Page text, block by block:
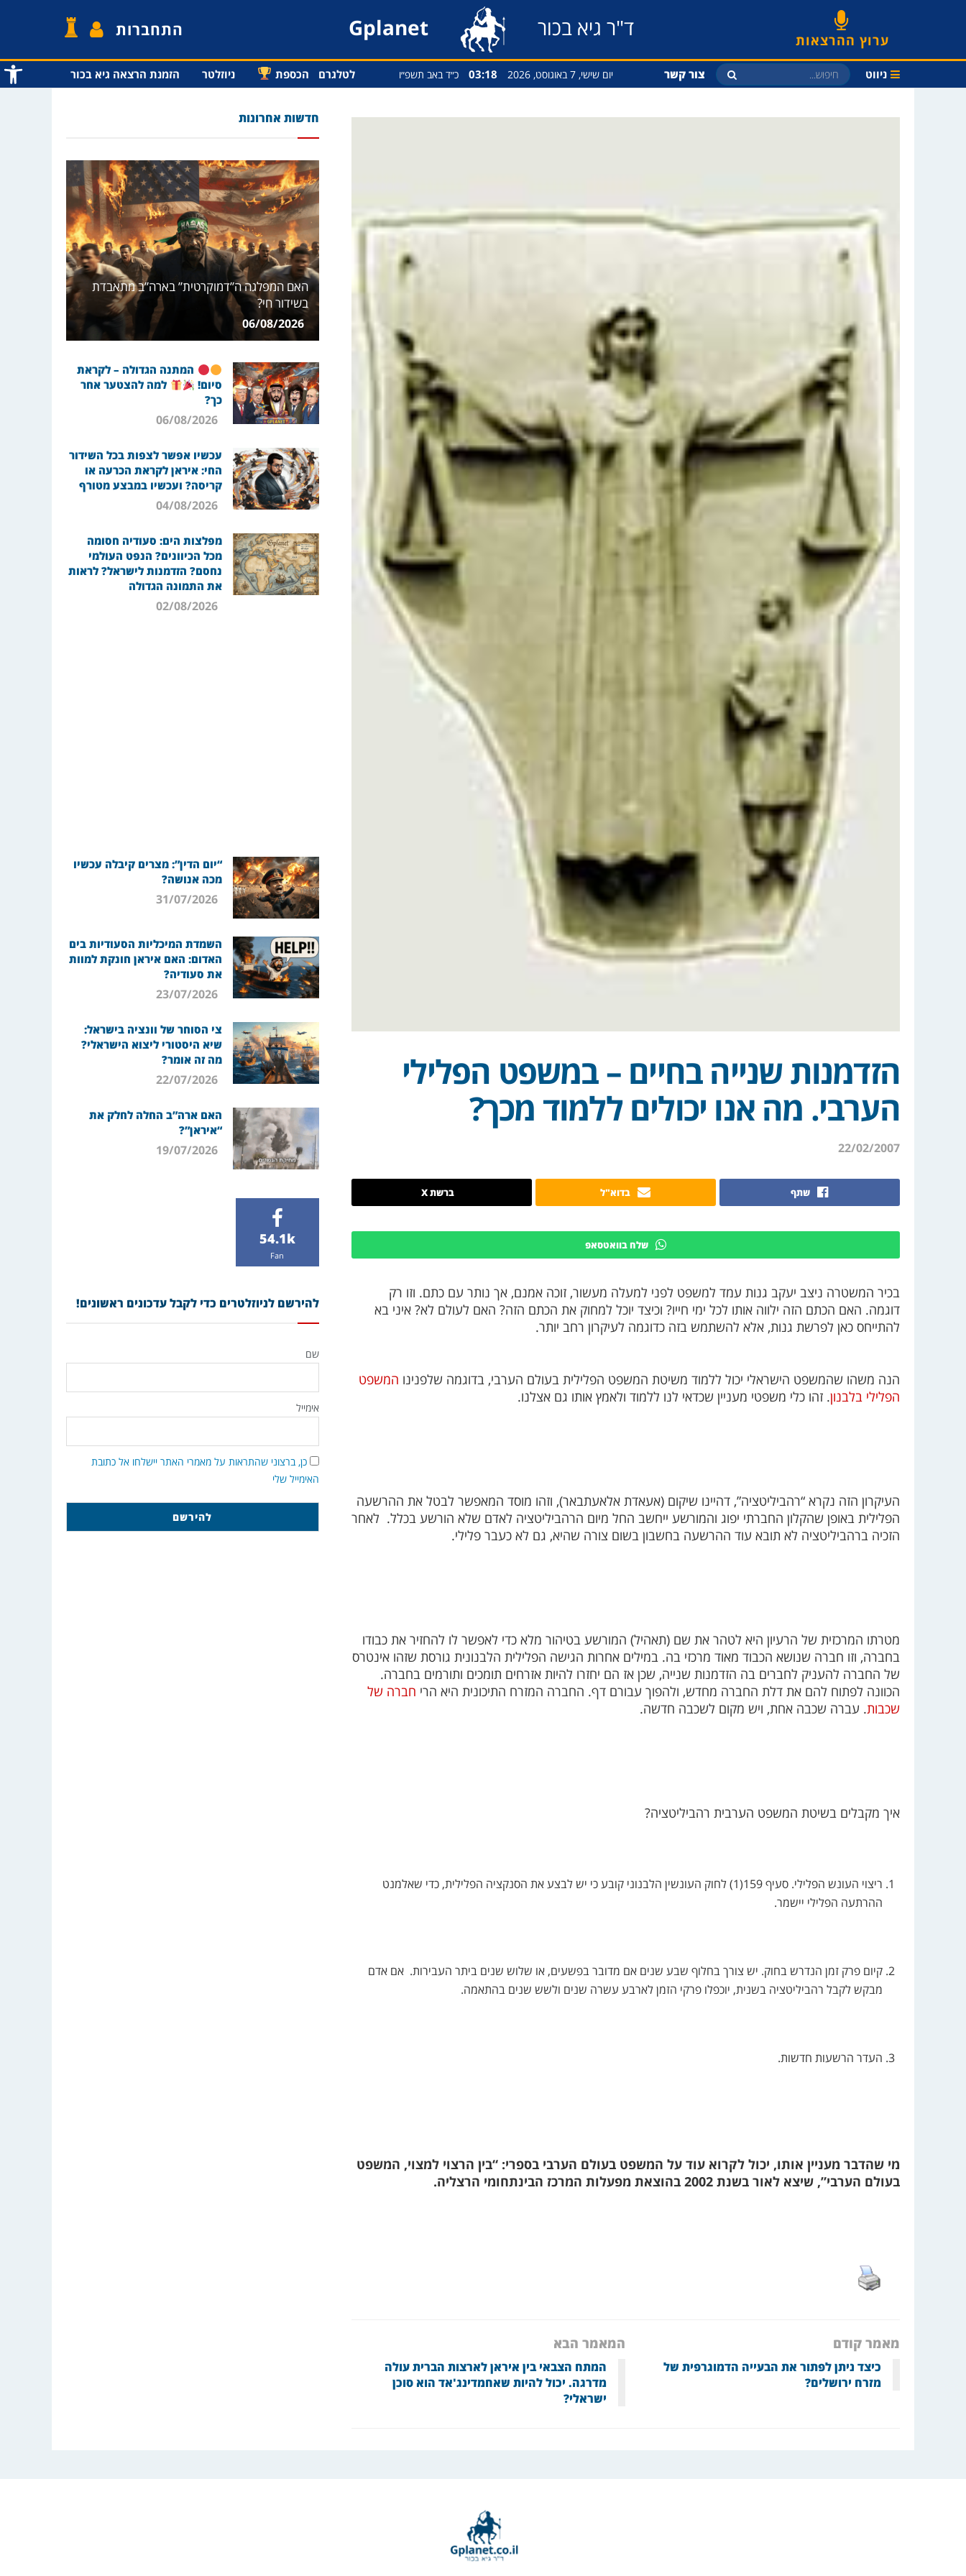
פתח
ערוץ ההרצאות ד"ר גיא בכור Gplanet התחברות
ניווט צור קשר יום שישי, 7 באוגוסט, 2026 03:18 כ״ד באב תשפ״ו לטלגרם הכספת ניוזלטר הזמנת הרצאה גיא בכור
הזדמנות שנייה בחיים – במשפט הפלילי
הערבי. מה אנו יכולים ללמוד מכך?
22/02/2007
שתף בדוא"ל ברשת X
שלח בוואטסאפ
בכיר המשטרה ניצב יעקב גנות עמד למשפט לפני למעלה מעשור, זוכה אמנם, אך נותר עם כתם. וזו רק
דוגמה. האם הכתם הזה ילווה אותו לכל ימי חייו? וכיצד יוכל למחוק את הכתם הזה? האם לעולם לא? איני בא
להתייחס כאן לפרשת גנות, אלא להשתמש בזה כדוגמה לעיקרון רחב יותר.
הנה משהו שהמשפט הישראלי יכול ללמוד משיטת המשפט הפלילית בעולם הערבי, בדוגמה שלפנינו המשפט
הפלילי בלבנון. זהו כלי משפטי מעניין שכדאי לנו ללמוד ולאמץ אותו גם אצלנו.
העיקרון הזה נקרא “רהביליטציה”, דהיינו שיקום (אעאדת אלאעתבאר), וזהו מוסד המאפשר לבטל את ההרשעה
הפלילית באופן שהקלון החברתי יפוג והמורשע ייחשב החל מיום הרהביליטציה לאדם שלא הורשע בכלל. לאחר
הזכיה ברהביליטציה לא תובא עוד ההרשעה בחשבון בשום צורה שהיא, גם לא כעבר פלילי.
מטרתו המרכזית של הרעיון היא לטהר את שם (תאהיל) המורשע בטיהור מלא כדי לאפשר לו להחזיר את כבודו
בחברה, וזו חברה שנושא הכבוד מאוד מרכזי בה. במילים אחרות הגישה הפלילית הלבנונית גורסת שזהו אינטרס
של החברה להעניק לחברים בה הזדמנות שנייה, שכן אז הם יחזרו להיות אזרחים תומכים ותורמים בחברה.
הכוונה לפתוח להם את דלת החברה מחדש, ולהפוך עבורם דף. החברה המזרח התיכונית היא הרי חברה של
שכבות. עברה שכבה אחת, ויש מקום לשכבה חדשה.
איך מקבלים בשיטת המשפט הערבית רהביליטציה?
ריצוי העונש הפלילי. סעיף 159(1) לחוק העונשין הלבנוני קובע כי יש לבצע את הסנקציה הפלילית, כדי שאלמנט
ההרתעה הפלילי יישמר.
קיום פרק זמן הנדרש בחוק. יש צורך בחלוף שבע שנים אם מדובר בפשעים, או שלוש שנים ביתר העבירות. אם אדם
מבקש לקבל רהביליטציה בשנית, יוכפלו פרקי הזמן לארבע עשרה שנים ולשש שנים בהתאמה.
העדר הרשעות חדשות.
מי שהדבר מעניין אותו, יכול לקרוא עוד על המשפט בעולם הערבי בספרי: “בין הרצוי למצוי, המשפט
בעולם הערבי”, שיצא לאור בשנת 2002 בהוצאת מפעלות המרכז הבינתחומי הרצליה.
מאמר קודם
כיצד ניתן לפתור את הבעייה הדמוגרפית של
מזרח ירושלים?
המאמר הבא
המתח הצבאי בין איראן לארצות הברית עולה
מדרגה. יכול להיות שאחמדינג'אד הוא סוכן
ישראלי?
חדשות אחרונות
האם המפלגה ה”דמוקרטית” בארה”ב מתאבדת
בשידור חי?
06/08/2026
המתנה הגדולה – לקראת
סיום!
למה להצטער אחר
כך?
06/08/2026
עכשיו אפשר לצפות בכל השידור
החי: איראן לקראת הכרעה או
קריסה? ועכשיו במבצע מטורף
04/08/2026
מפלצות הים: סעודיה חסומה
מכל הכיוונים? הנפט העולמי
נחסם? הזדמנות לישראל? לראות
את התמונה הגדולה
02/08/2026
“יום הדין”: מצרים קיבלה עכשיו
מכה אנושה?
31/07/2026
השמדת המיכליות הסעודיות בים
האדום: האם איראן חונקת למוות
את סעודיה?
23/07/2026
צי הסוחר של וונציה בישראל:
שיא היסטורי ליצוא הישראלי?
מה זה אומר?
22/07/2026
האם ארה”ב החלה לחלק את
“איראן”?
19/07/2026
54.1k
Fan
להירשם לניוזלטרים כדי לקבל עדכונים ראשונים!
שם
אימייל
כן, ברצוני שהתראות על מאמרי האתר יישלחו אל כתובת
האימייל שלי